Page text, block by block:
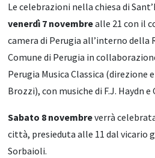
Le celebrazioni nella chiesa di
venerdì 7 novembrealle 21 con il
camera di Perugia all’interno della
Comune di Perugia in
Perugia Musica Classica (direzione
Brozzi), con musiche di F.J. Haydn e
Sabato 8 novembreverrà
città, presieduta alle 11 dal vicario
Sorbaioli.